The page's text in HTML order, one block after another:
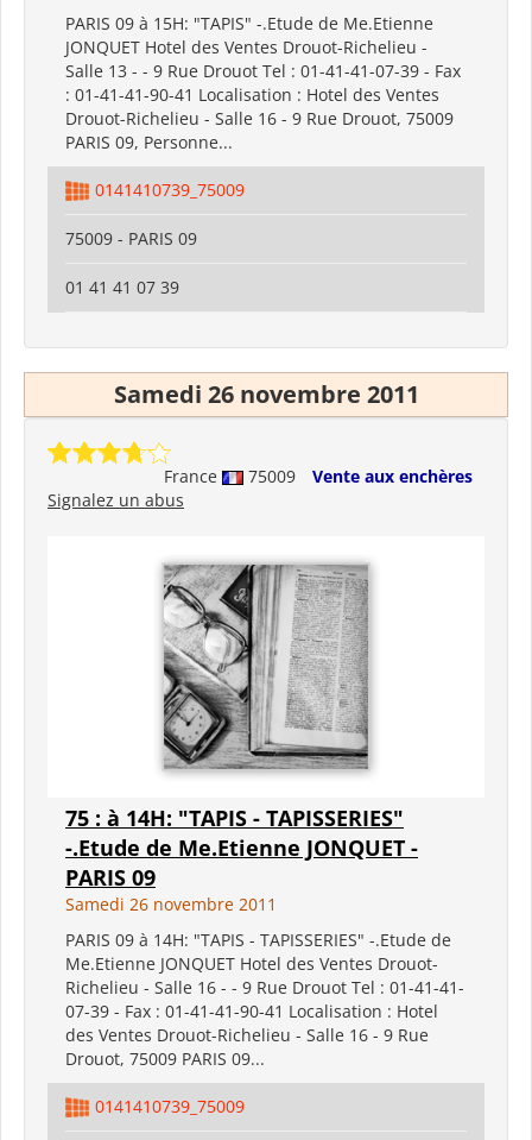
PARIS 09 à 15H: "TAPIS" -.Etude de Me.Etienne
JONQUET Hotel des Ventes Drouot-Richelieu -
Salle 13 - - 9 Rue Drouot Tel : 01-41-41-07-39 - Fax
: 01-41-41-90-41 Localisation : Hotel des Ventes
Drouot-Richelieu - Salle 16 - 9 Rue Drouot, 75009
PARIS 09, Personne...
0141410739_75009
75009 - PARIS 09
01 41 41 07 39
Samedi 26 novembre 2011
France 75009
Vente aux enchères
Signalez un abus
75 : à 14H: "TAPIS - TAPISSERIES"
-.Etude de Me.Etienne JONQUET -
PARIS 09
Samedi 26 novembre 2011
PARIS 09 à 14H: "TAPIS - TAPISSERIES" -.Etude de
Me.Etienne JONQUET Hotel des Ventes Drouot-
Richelieu - Salle 16 - - 9 Rue Drouot Tel : 01-41-41-
07-39 - Fax : 01-41-41-90-41 Localisation : Hotel
des Ventes Drouot-Richelieu - Salle 16 - 9 Rue
Drouot, 75009 PARIS 09...
0141410739_75009